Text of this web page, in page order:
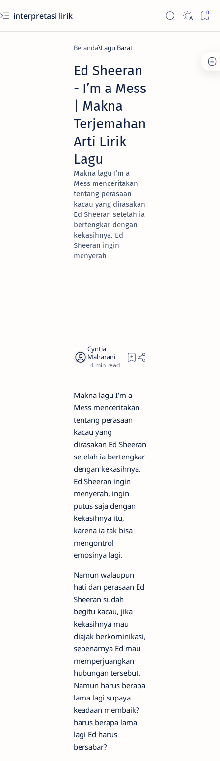
interpretasi lirik
Beranda Lagu Barat
Ed Sheeran
- I’m a Mess
| Makna
Terjemahan
Arti Lirik
Lagu
Makna lagu I’m a
Mess menceritakan
tentang perasaan
kacau yang dirasakan
Ed Sheeran setelah ia
bertengkar dengan
kekasihnya. Ed
Sheeran ingin
menyerah
4
Makna lagu I’m a
Mess menceritakan
tentang perasaan
kacau yang
dirasakan Ed Sheeran
setelah ia bertengkar
dengan kekasihnya.
Ed Sheeran ingin
menyerah, ingin
putus saja dengan
kekasihnya itu,
karena ia tak bisa
mengontrol
emosinya lagi.
Namun walaupun
hati dan perasaan Ed
Sheeran sudah
begitu kacau, jika
kekasihnya mau
diajak berkominikasi,
sebenarnya Ed mau
memperjuangkan
hubungan tersebut.
Namun harus berapa
lama lagi supaya
keadaan membaik?
harus berapa lama
lagi Ed harus
bersabar?